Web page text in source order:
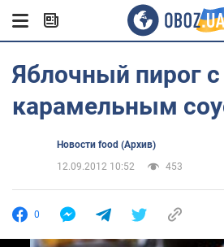
Яблочный пирог с
карамельным
Новости food (Архив)
12.09.2012 10:52
453
0